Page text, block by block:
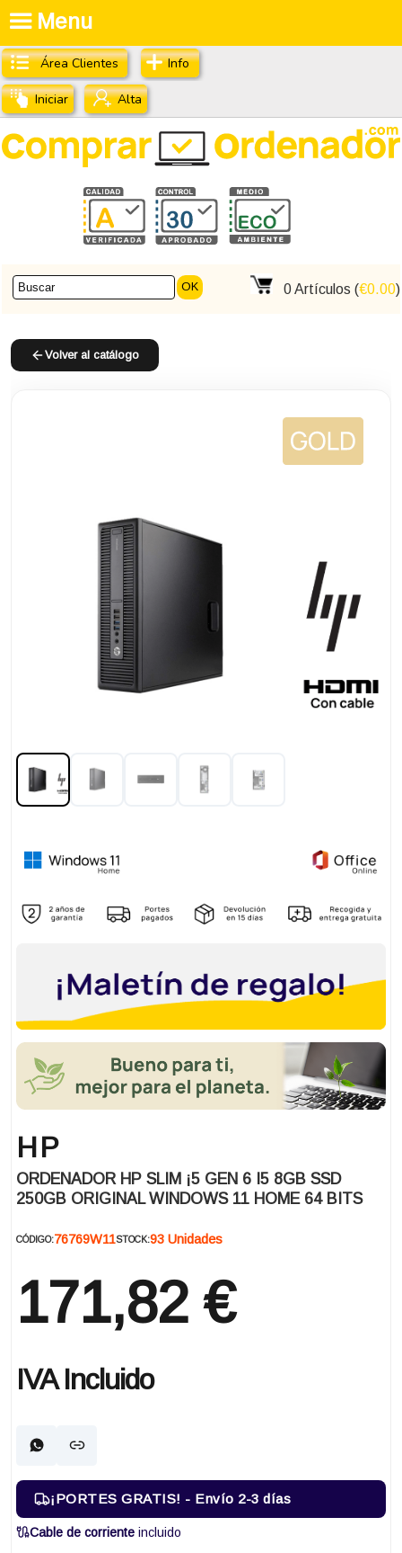
Área Clientes Info
Iniciar Alta
OK 0Artículos (€0.00)
Menu
Volver al catálogo
HP
ORDENADOR HP SLIM ¡5 GEN 6 I5 8GB SSD
250GB ORIGINAL WINDOWS 11 HOME 64 BITS
CÓDIGO:76769W11STOCK:93 Unidades
171,82 €
IVA Incluido
¡PORTES GRATIS! - Envío 2-3 días
Cable de corriente incluido